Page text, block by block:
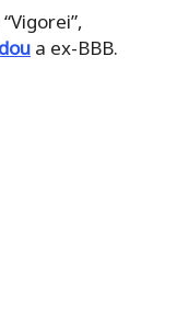
a ex-BBB.